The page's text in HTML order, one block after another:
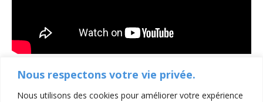
Nous respectons votre vie privée.
Nous utilisons des cookies pour améliorer votre expérience